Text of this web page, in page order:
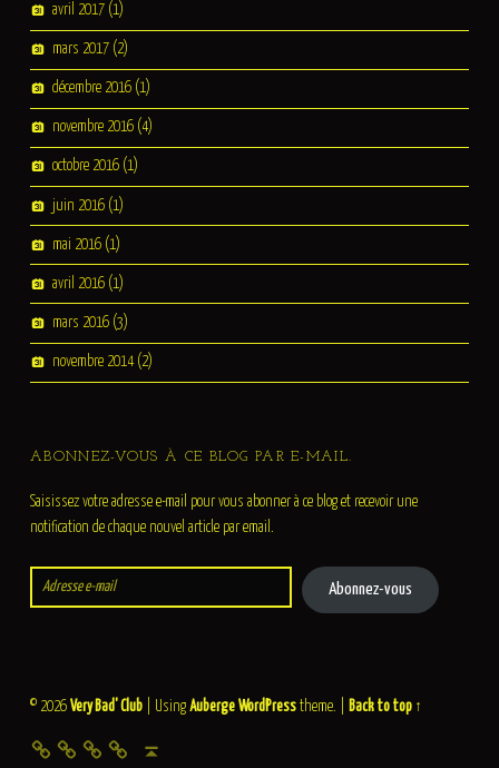
avril 2017(1)
mars 2017(2)
décembre 2016(1)
novembre 2016(4)
octobre 2016(1)
juin 2016(1)
mai 2016(1)
avril 2016(1)
mars 2016(3)
novembre 2014(2)
ABONNEZ-VOUS À CE BLOG PAR E-MAIL.
Saisissez votre adresse e-mail pour vous abonner à ce blog et recevoir une
notification de chaque nouvel article par email.
Adresse e-mail
Abonnez-vous
© 2026 Very Bad' Club Using Auberge WordPresstheme. Back to top ↑
Le clubBadistes, les tournois de FranceContactInfos Pratiques